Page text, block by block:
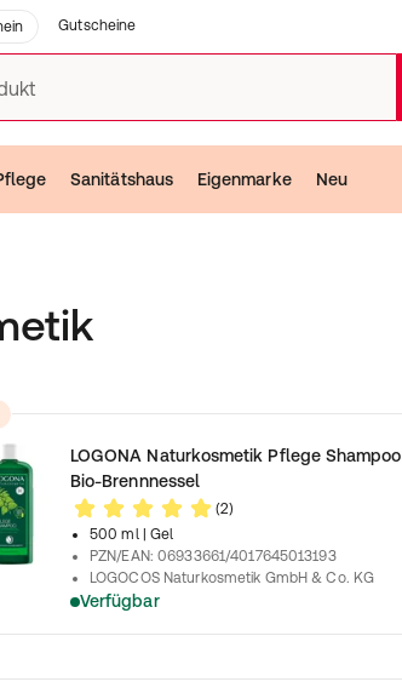
Gutscheine
Sanitätshaus Eigenmarke Neu
LOGONA Naturkosmetik Pflege Shampoo
Bio-Brennnessel
(2)
500 ml
| Gel
PZN/EAN:06933661/4017645013193
LOGOCOS Naturkosmetik GmbH & Co. KG
Verfügbar